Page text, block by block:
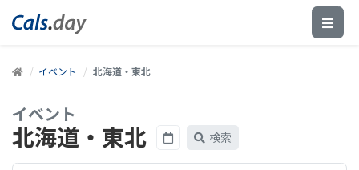
イベント 北海道・東北
イベント
北海道・東北 検索